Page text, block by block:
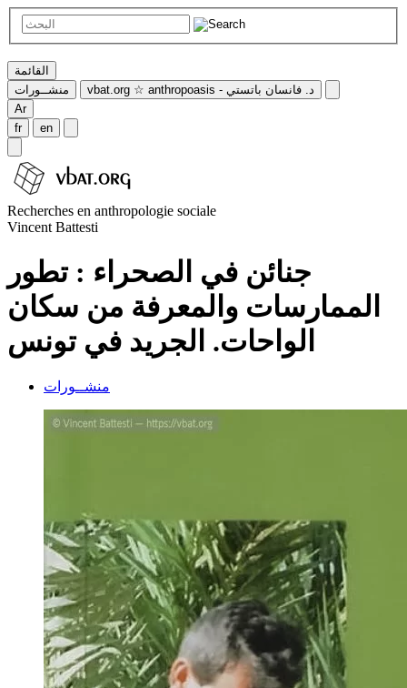
القائمة
منشــورات
vbat.org ☆ anthropoasis - د. فانسان باتستي
Ar
fr
en
Recherches en anthropologie sociale
Vincent Battesti
جنائن في الصحراء : تطور
الممارسات والمعرفة من سكان
الواحات. الجريد في تونس
منشــورات